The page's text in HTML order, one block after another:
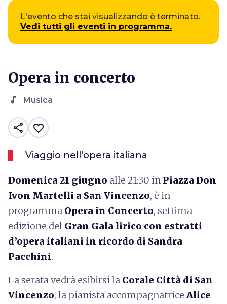
L'evento che stai visualizzando è terminato.
Vedi tutti gli eventi in programma.
Opera in concerto
music_note Musica
share favorite_border
Viaggio nell'opera italiana
Domenica 21 giugno alle 21:30 in Piazza Don
Ivon Martelli a San Vincenzo, è in
programma Opera in Concerto, settima
edizione del Gran Gala lirico con estratti
d’opera italiani in ricordo di Sandra
Pacchini.
La serata vedrà esibirsi la Corale Città di San
Vincenzo, la pianista accompagnatrice Alice